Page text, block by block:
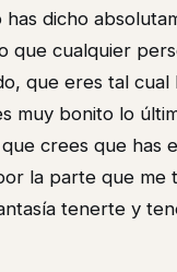
has dicho
que cualquier
que eres tal cual
muy bonito lo
crees que has
la parte que me
tenerte y